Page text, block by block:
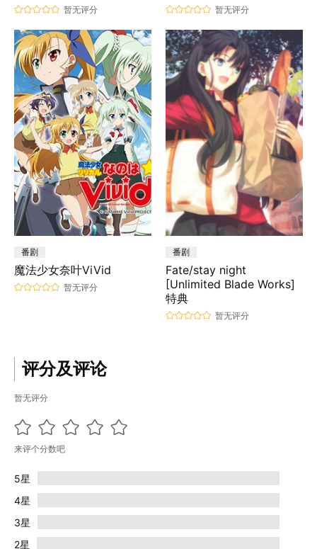
暂无评分 暂无评分
番剧
魔法少女奈叶ViVid
暂无评分
番剧
Fate/stay night
[Unlimited Blade Works]
特典
暂无评分
评分及评论
暂无评分
来评个分数吧
5星
4星
3星
2星